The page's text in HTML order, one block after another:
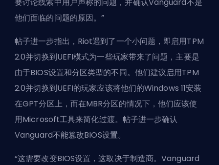
要讨论线索中用户声称的问题，并确认Vanguard不是
他们面临的问题的原因。”
帖子进一步指出，Riot遇到了一个小问题，即启用TPM
2.0并切换到UEFI模式为一些玩家带来了问题，主要是
由于BIOS设置和分区类型的不同。他们建议启用TPM
2.0并切换到UEFI的玩家应该将他们的Windows 11安装
在GPT分区上，而在MBR分区的情况下，他们应该使
用Microsoft工具来简化过渡。帖子进一步确认
Vanguard不能篡改BIOS设置。
“这需要改变BIOS设置，这取决于制造商。Vanguard